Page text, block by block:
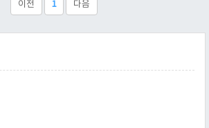
이전 1 다음